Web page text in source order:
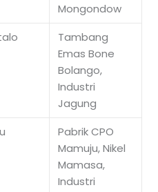
Mongondow
Tambang
Emas Bone
Bolango,
Industri
Jagung
Pabrik CPO
Mamuju, Nikel
Mamasa,
Industri